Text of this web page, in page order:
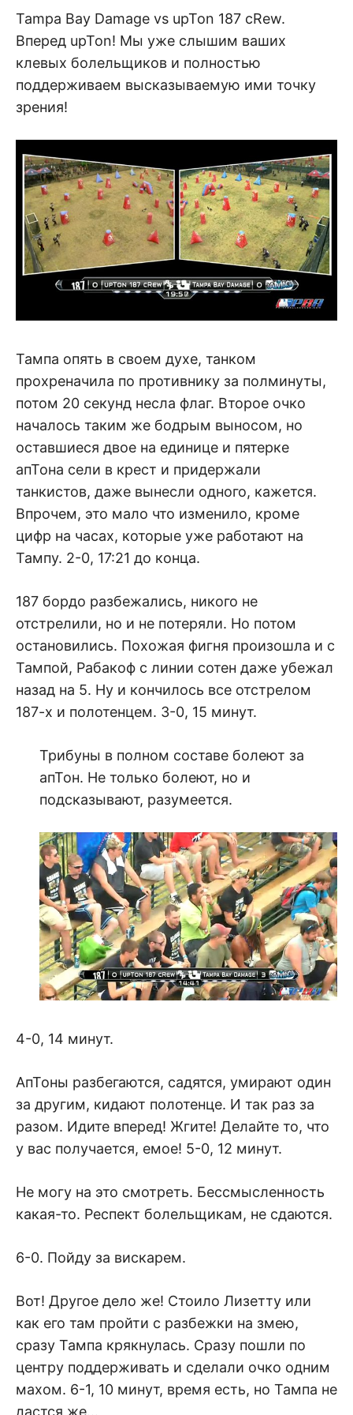
Tampa Bay Damage vs upTon 187 cRew.
Вперед upTon! Мы уже слышим ваших
клевых болельщиков и полностью
поддерживаем высказываемую ими точку
зрения!
Тампа опять в своем духе, танком
прохреначила по противнику за полминуты,
потом 20 секунд несла флаг. Второе очко
началось таким же бодрым выносом, но
оставшиеся двое на единице и пятерке
апТона сели в крест и придержали
танкистов, даже вынесли одного, кажется.
Впрочем, это мало что изменило, кроме
цифр на часах, которые уже работают на
Тампу. 2-0, 17:21 до конца.
187 бордо разбежались, никого не
отстрелили, но и не потеряли. Но потом
остановились. Похожая фигня произошла и с
Тампой, Рабакоф с линии сотен даже убежал
назад на 5. Ну и кончилось все отстрелом
187-х и полотенцем. 3-0, 15 минут.
Трибуны в полном составе болеют за
апТон. Не только болеют, но и
подсказывают, разумеется.
4-0, 14 минут.
АпТоны разбегаются, садятся, умирают один
за другим, кидают полотенце. И так раз за
разом. Идите вперед! Жгите! Делайте то, что
у вас получается, емое! 5-0, 12 минут.
Не могу на это смотреть. Бессмысленность
какая-то. Респект болельщикам, не сдаются.
6-0. Пойду за вискарем.
Вот! Другое дело же! Стоило Лизетту или
как его там пройти с разбежки на змею,
сразу Тампа крякнулась. Сразу пошли по
центру поддерживать и сделали очко одним
махом. 6-1, 10 минут, время есть, но Тампа не
дастся же…